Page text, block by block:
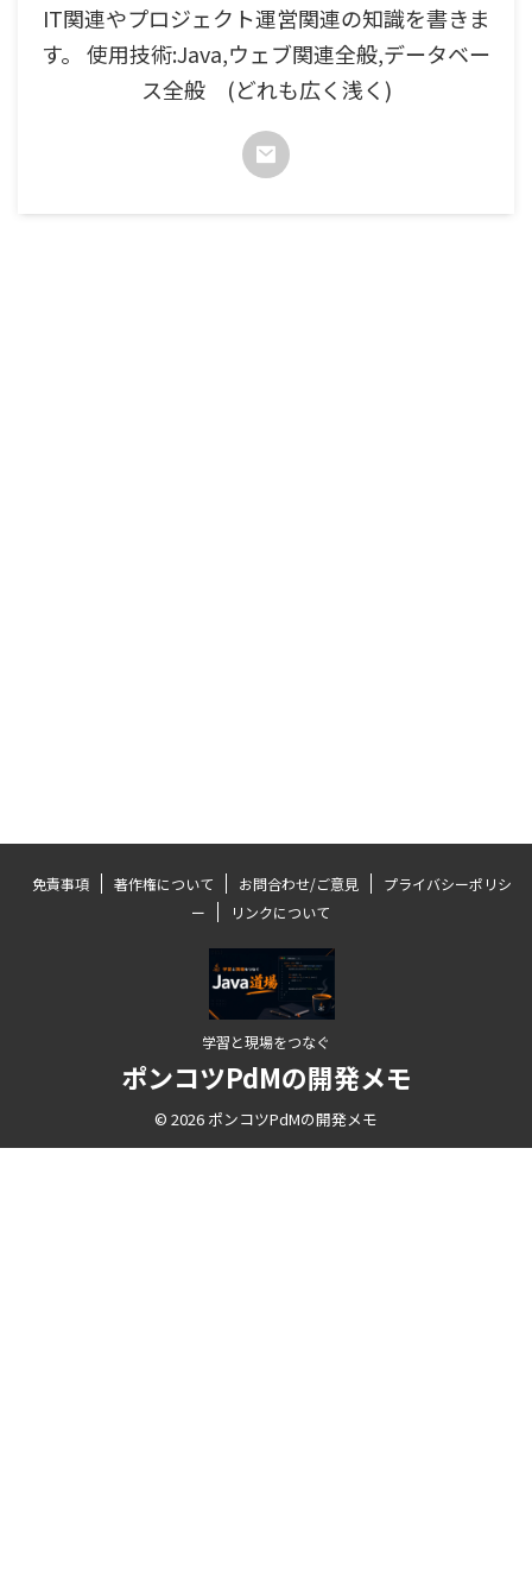
IT関連やプロジェクト運営関連の知識を書きま
す。 使用技術:Java,ウェブ関連全般,データベー
ス全般 (どれも広く浅く)
免責事項 著作権について お問合わせ/ご意見
プライバシーポリシ
ー
リンクについて
学習と現場をつなぐ
ポンコツPdMの開発メモ
© 2026 ポンコツPdMの開発メモ